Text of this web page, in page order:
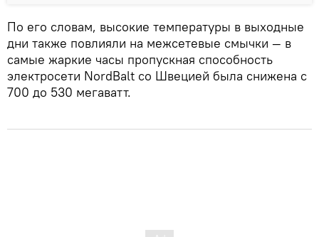
По его словам, высокие температуры в выходные
дни также повлияли на межсетевые смычки — в
самые жаркие часы пропускная способность
электросети NordBalt со Швецией была снижена с
700 до 530 мегаватт.